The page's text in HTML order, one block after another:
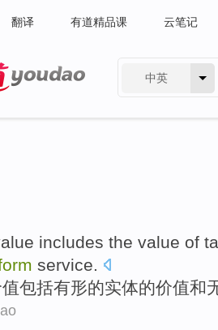
翻译 有道精品课 云笔记
中英
includes the value of
service.
包括有形的实体的价值和